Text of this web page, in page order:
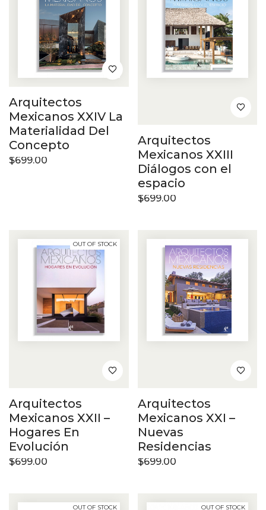
Arquitectos
Mexicanos XXIV La
Materialidad Del
Concepto
$699.00
Arquitectos
Mexicanos XXIII
Diálogos con el
espacio
$699.00
OUT OF STOCK
Arquitectos
Mexicanos XXII –
Hogares En
Evolución
$699.00
Arquitectos
Mexicanos XXI –
Nuevas
Residencias
$699.00
OUT OF STOCK OUT OF STOCK